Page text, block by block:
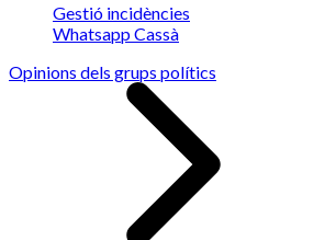
Gestió incidències
Whatsapp Cassà
Opinions dels grups polítics